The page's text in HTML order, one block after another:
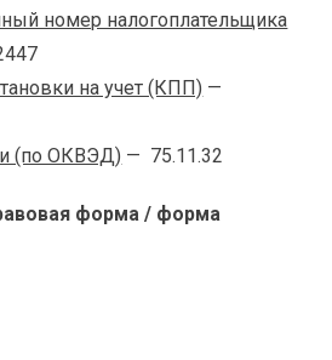
номер налогоплательщика
на учет (КПП) —
(по ОКВЭД) — 75.11.32
форма / форма